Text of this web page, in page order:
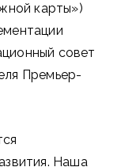
карты»)
совет
Премьер-
Наша